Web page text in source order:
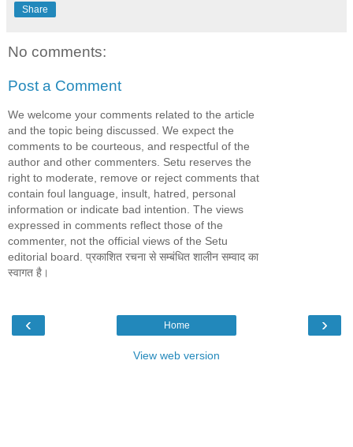
Share
No comments:
Post a Comment
We welcome your comments related to the article
and the topic being discussed. We expect the
comments to be courteous, and respectful of the
author and other commenters. Setu reserves the
right to moderate, remove or reject comments that
contain foul language, insult, hatred, personal
information or indicate bad intention. The views
expressed in comments reflect those of the
commenter, not the official views of the Setu
editorial board. प्रकाशित रचना से सम्बंधित शालीन सम्वाद का
स्वागत है।
‹ ›
Home
View web version